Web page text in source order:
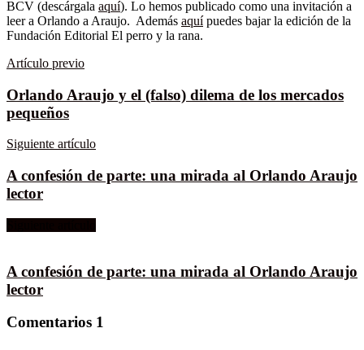
BCV (descárgala aquí). Lo hemos publicado como una invitación a
leer a Orlando a Araujo. Además aquípuedes bajar la edición de la
Fundación Editorial El perro y la rana.
Artículo previo
Orlando Araujo y el (falso) dilema de los mercados
pequeños
Siguiente artículo
A confesión de parte: una mirada al Orlando Araujo
lector
A confesión de parte: una mirada al Orlando Araujo
lector
Comentarios 1